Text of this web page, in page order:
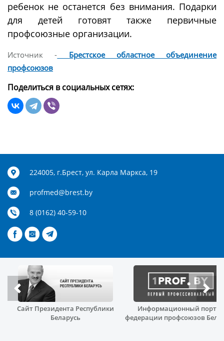
ребенок не останется без внимания. Подарки
для детей готовят также первичные
профсоюзные организации.
Источник - Брестское областное объединение
профсоюзов
Поделиться в социальных сетях:
224005, г.Брест, ул. Карла Маркса, 19
profmed@brest.by
8 (0162) 40-59-10
Сайт Президента Республики
Беларусь
Информационный
федерации профсоюзов